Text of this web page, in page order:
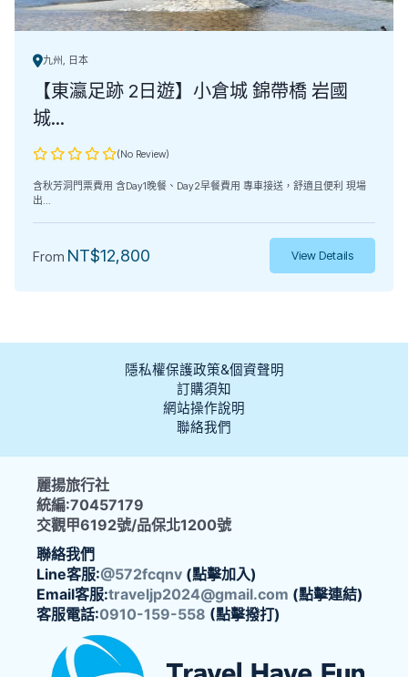
九州, 日本
【東瀛足跡 2日遊】小倉城 錦帶橋 岩國
城...
(No Review)
含秋芳洞門票費用 含Day1晚餐、Day2早餐費用 專車接送，舒適且便利 現場
出...
From NT$12,800 View Details
隱私權保護政策&個資聲明
訂購須知
網站操作說明
聯絡我們
麗揚旅行社
統編:70457179
交觀甲6192號/品保北1200號
聯絡我們
Line客服:@572fcqnv (點擊加入)
Email客服:traveljp2024@gmail.com (點擊連結)
客服電話:0910-159-558 (點擊撥打)